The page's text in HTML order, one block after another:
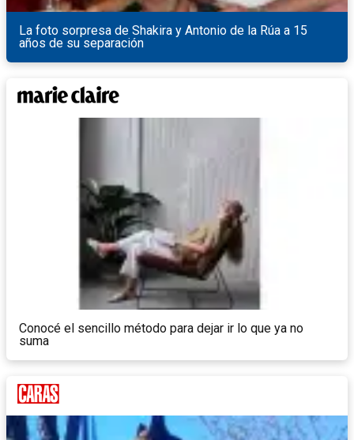
La foto sorpresa de Shakira y Antonio de la Rúa a 15
años de su separación
Conocé el sencillo método para dejar ir lo que ya no
suma